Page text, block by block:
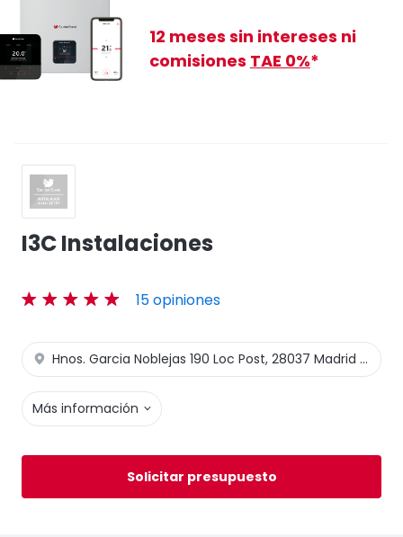
I3C Instalaciones
15 opiniones
Hnos. Garcia Noblejas 190 Loc Post, 28037 Madrid - Madrid
Más información
Solicitar presupuesto
12 meses sin intereses ni
comisiones TAE 0%*